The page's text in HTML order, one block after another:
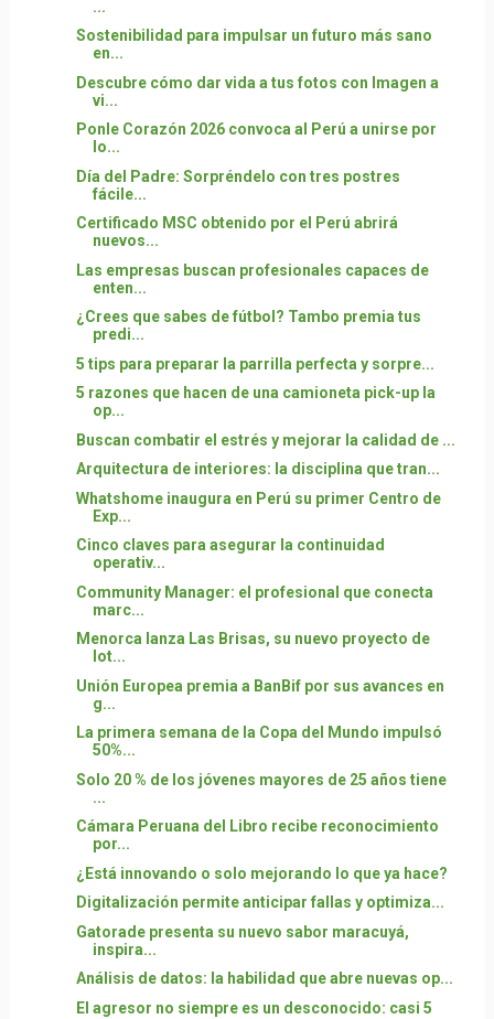
...
Sostenibilidad para impulsar un futuro más sano
en...
Descubre cómo dar vida a tus fotos con Imagen a
vi...
Ponle Corazón 2026 convoca al Perú a unirse por
lo...
Día del Padre: Sorpréndelo con tres postres
fácile...
Certificado MSC obtenido por el Perú abrirá
nuevos...
Las empresas buscan profesionales capaces de
enten...
¿Crees que sabes de fútbol? Tambo premia tus
predi...
5 tips para preparar la parrilla perfecta y sorpre...
5 razones que hacen de una camioneta pick-up la
op...
Buscan combatir el estrés y mejorar la calidad de ...
Arquitectura de interiores: la disciplina que tran...
Whatshome inaugura en Perú su primer Centro de
Exp...
Cinco claves para asegurar la continuidad
operativ...
Community Manager: el profesional que conecta
marc...
Menorca lanza Las Brisas, su nuevo proyecto de
lot...
Unión Europea premia a BanBif por sus avances en
g...
La primera semana de la Copa del Mundo impulsó
50%...
Solo 20 % de los jóvenes mayores de 25 años tiene
...
Cámara Peruana del Libro recibe reconocimiento
por...
¿Está innovando o solo mejorando lo que ya hace?
Digitalización permite anticipar fallas y optimiza...
Gatorade presenta su nuevo sabor maracuyá,
inspira...
Análisis de datos: la habilidad que abre nuevas op...
El agresor no siempre es un desconocido: casi 5